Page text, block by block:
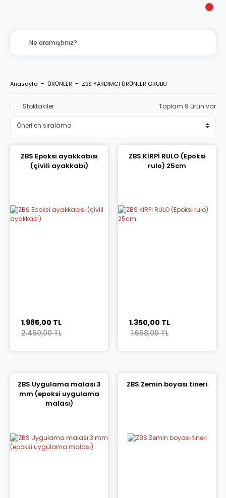
Anasayfa ÜRÜNLER ZBS YARDIMCI ÜRÜNLER GRUBU
Stoktakiler Toplam 9 ürün var
ZBS Epoksi ayakkabısı
(çivili ayakkabı)
1.985,00 TL
2.450,00 TL
ZBS KİRPİ RULO (Epoksi
rulo) 25cm
1.350,00 TL
1.658,00 TL
ZBS Uygulama malası 3
mm (epoksi uygulama
malası)
ZBS Zemin boyası tineri